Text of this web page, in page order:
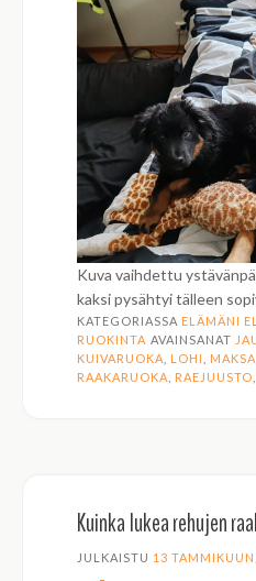
Kuva vaihdettu
kaksi pysähtyi tälleen
KATEGORIASSA ELÄMÄNI
RUOKINTA AVAINSANAT
KUIVARUOKA
LOHI MAKSA
RAAKARUOKA
RAEJUUSTO
Kuinka lukea rehujen
JULKAISTU 13